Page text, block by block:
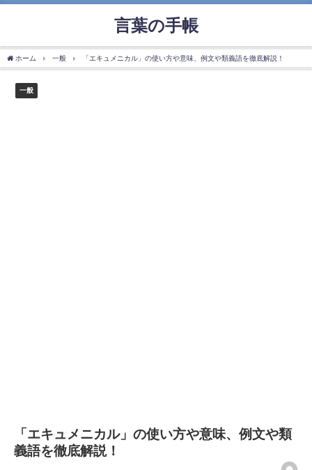
言葉の手帳
ホーム 一般 「エキュメニカル」の使い方や意味、例文や類義語を徹底解説！
一般
「エキュメニカル」の使い方や意味、例文や類
義語を徹底解説！